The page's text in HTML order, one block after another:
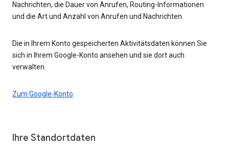
Nachrichten, die Dauer von Anrufen, Routing-Informationen
und die Art und Anzahl von Anrufen und Nachrichten.
Die in Ihrem Konto gespeicherten Aktivitätsdaten können Sie
sich in Ihrem Google-Konto ansehen und sie dort auch
verwalten.
Zum Google-Konto
Ihre Standortdaten